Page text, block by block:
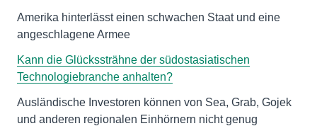
Amerika hinterlässt einen schwachen Staat und eine
angeschlagene Armee
Kann die Glückssträhne der südostasiatischen
Technologiebranche anhalten?
Ausländische Investoren können von Sea, Grab, Gojek
und anderen regionalen Einhörnern nicht genug